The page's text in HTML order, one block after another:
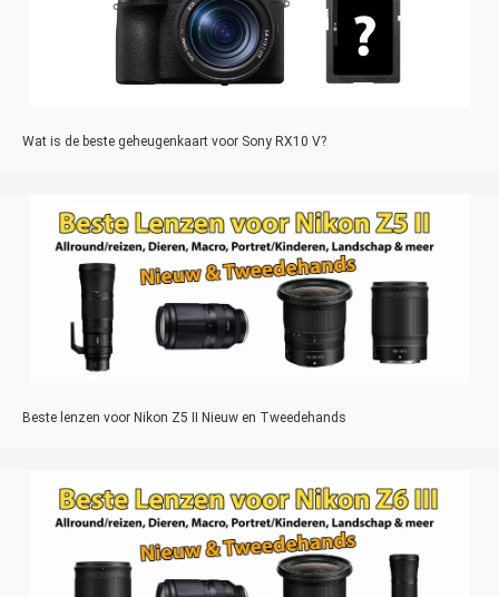
Wat is de beste geheugenkaart voor Sony RX10 V?
Beste lenzen voor Nikon Z5 II Nieuw en Tweedehands